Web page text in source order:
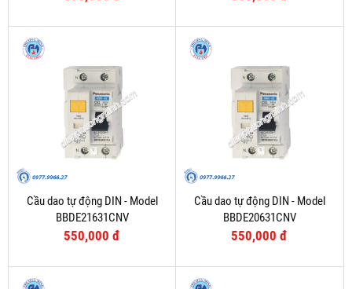
Cầu dao tự động DIN - Model
BBDE21631CNV
550,000 đ
Cầu dao tự động DIN - Model
BBDE20631CNV
550,000 đ